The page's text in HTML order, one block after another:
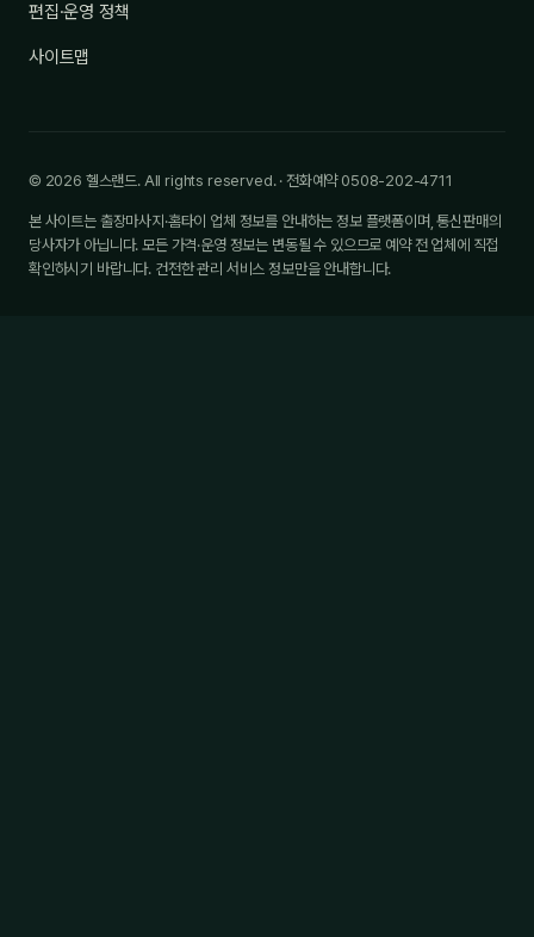
편집·운영 정책
사이트맵
© 2026 헬스랜드. All rights reserved. · 전화예약 0508-202-4711
본 사이트는 출장마사지·홈타이 업체 정보를 안내하는 정보 플랫폼이며, 통신판매의
당사자가 아닙니다. 모든 가격·운영 정보는 변동될 수 있으므로 예약 전 업체에 직접
확인하시기 바랍니다. 건전한 관리 서비스 정보만을 안내합니다.